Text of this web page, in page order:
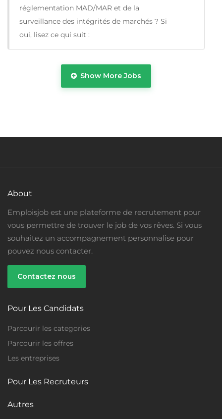
réglementation MAD/MAR et de la
surveillance des intégrités de marchés ? Si
oui, lisez ce qui suit :
Show More Jobs
About
Emploisjob est une plateforme de recrutement pour
vous permettre de trouver le job de vos rêves. Si vous
souhaitez un accompagnement personnalise pour
pouvez nous contacter.
Contactez nous
Pour Les Candidats
Parcourir les categories
Parcourir les offres
Les entreprises
Pour Les Recruteurs
Autres